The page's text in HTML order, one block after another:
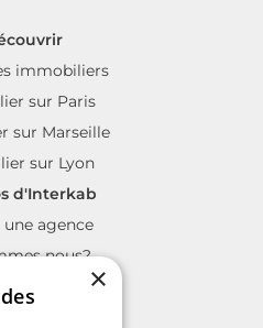
immobiliers
sur Paris
sur Marseille
sur Lyon
d'Interkab
agence
nous?
Interkab
×